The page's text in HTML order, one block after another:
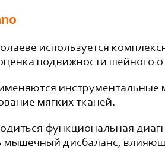
используется
подвижности шейного
мягких тканей.
функциональная
мышечный дисбаланс,